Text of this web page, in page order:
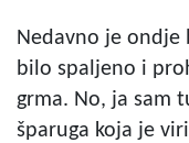
Nedavno je ondje
bilo spaljeno i
grma. No, ja sam
šparuga koja je